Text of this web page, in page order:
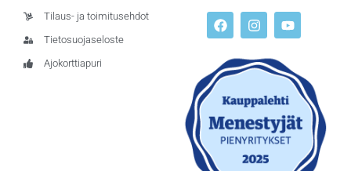
Tilaus- ja toimitusehdot
Tietosuojaseloste
Ajokorttiapuri